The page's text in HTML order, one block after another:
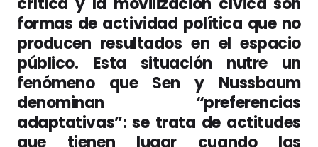
formas de actividad política que no
producen resultados en el espacio
público. Esta situación nutre un
fenómeno que Sen y Nussbaum
denominan “preferencias
adaptativas”: se trata de actitudes
que tienen lugar cuando las